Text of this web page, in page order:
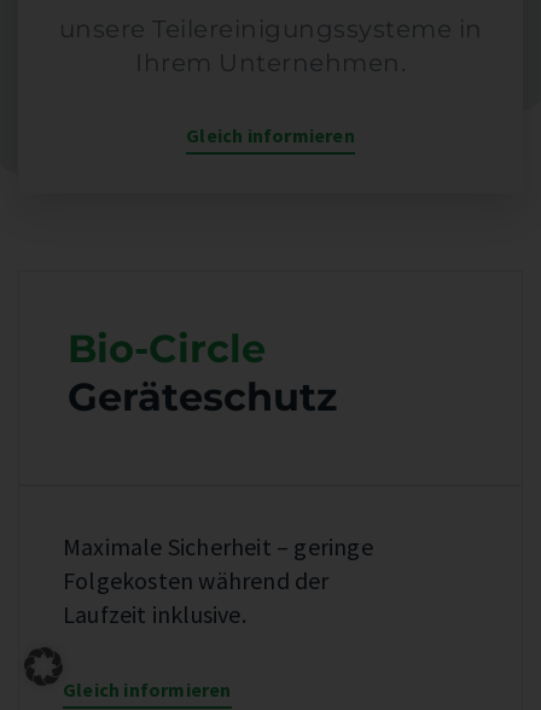
unsere Teilereinigungssysteme in
Ihrem Unternehmen.
Gleich informieren
Bio-Circle
Geräteschutz
Maximale Sicherheit – geringe
Folgekosten während der
Laufzeit inklusive.
Gleich informieren